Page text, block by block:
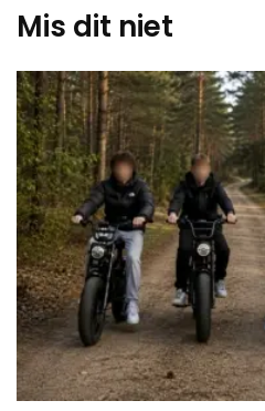
Mis dit niet